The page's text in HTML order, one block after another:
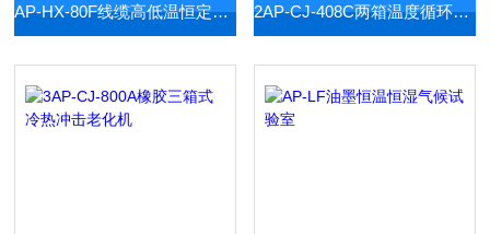
AP-HX-80F线缆高低温恒定湿热试验箱 2AP-CJ-408C两箱温度循环冲击实验机